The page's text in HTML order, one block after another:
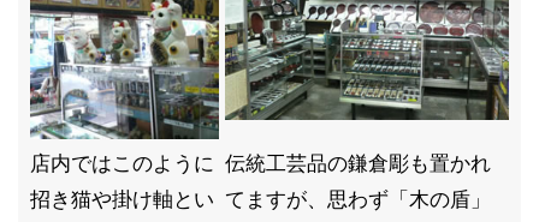
店内ではこのように
招き猫や掛け軸とい
伝統工芸品の鎌倉彫も置かれ
てますが、思わず「木の盾」